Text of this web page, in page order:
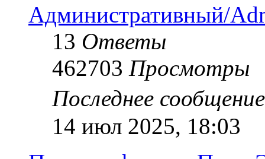
Административный/
13 Ответы
462703 Просмотры
Последнее
14 июл 2025, 18:03